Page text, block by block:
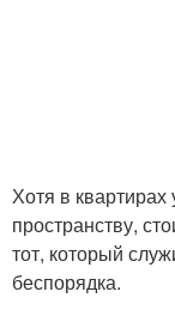
Хотя в
пространству,
тот, который
беспорядка.